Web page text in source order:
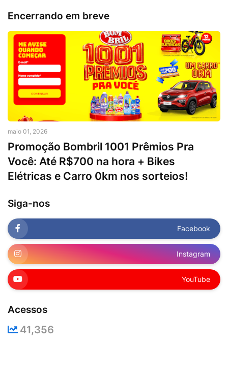
Encerrando em breve
maio 01, 2026
Promoção Bombril 1001 Prêmios Pra
Você: Até R$700 na hora + Bikes
Elétricas e Carro 0km nos sorteios!
Siga-nos
Facebook
Instagram
YouTube
Acessos
41,356